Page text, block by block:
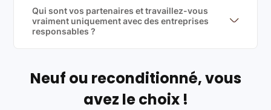
produits officiels de grandes marques et du
reconditionné de haute qualité
Qui sont vos partenaires et travaillez-vous
vraiment uniquement avec des entreprises
responsables ?
Labels environnementaux & qualité de nos partenaires
Neuf ou reconditionné, vous
avez le choix !